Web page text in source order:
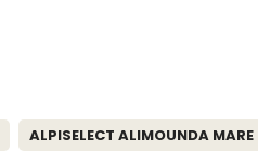
ALPISELECT ALIMOUNDA MARE